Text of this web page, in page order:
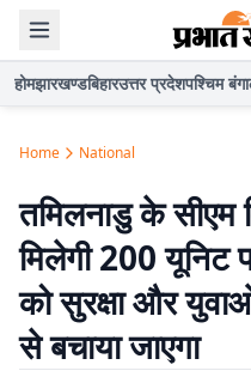
होमझारखण्डबिहारउत्तर प्रदेशपश्चिम
Home National
तमिलनाडु के सीएम
मिलेगी 200 यूनिट
को सुरक्षा और
से बचाया जाएगा